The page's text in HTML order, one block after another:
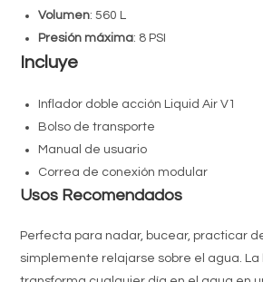
Volumen: 560 L
Presión máxima: 8 PSI
Incluye
Inflador doble acción Liquid Air V1
Bolso de transporte
Manual de usuario
Correa de conexión modular
Usos Recomendados
Perfecta para nadar, bucear, practicar
simplemente relajarse sobre el agua. La